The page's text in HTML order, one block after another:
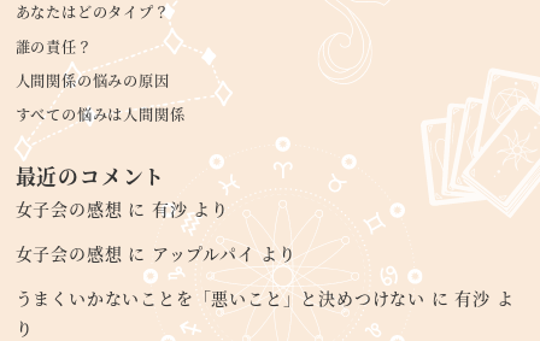
あなたはどのタイプ？
誰の責任？
人間関係の悩みの原因
すべての悩みは人間関係
最近のコメント
女子会の感想 に 有沙より
女子会の感想 に アップルパイ より
うまくいかないことを「悪いこと」と決めつけない に有沙 よ
り